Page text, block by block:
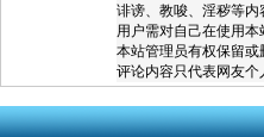
诽谤、教唆、淫秽等内
用户需对自己在使用
本站管理员有权保留或
评论内容只代表网友个